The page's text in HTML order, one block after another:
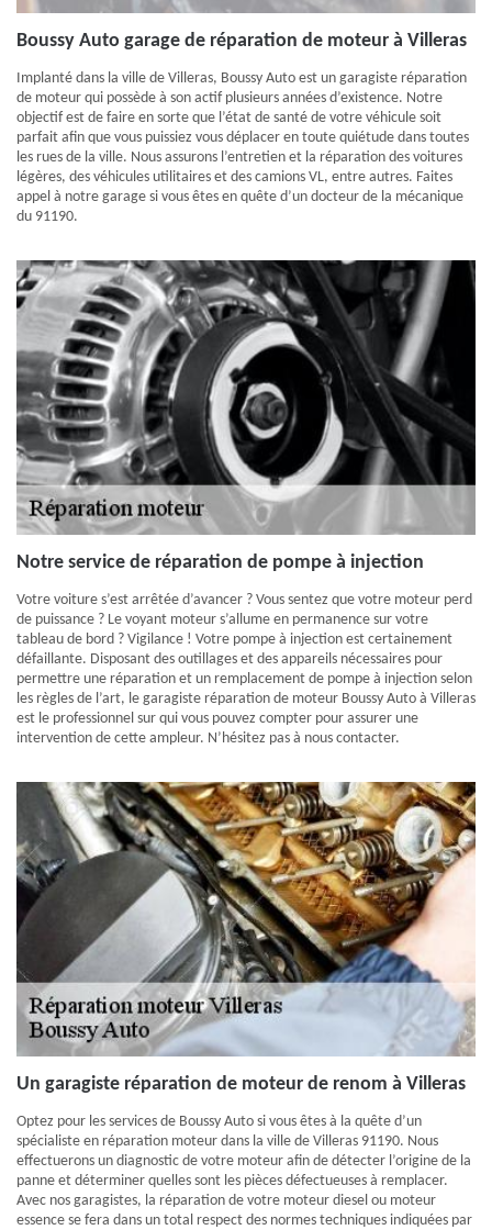
Boussy Auto garage de réparation de moteur à Villeras
Implanté dans la ville de Villeras, Boussy Auto est un garagiste réparation
de moteur qui possède à son actif plusieurs années d’existence. Notre
objectif est de faire en sorte que l’état de santé de votre véhicule soit
parfait afin que vous puissiez vous déplacer en toute quiétude dans toutes
les rues de la ville. Nous assurons l’entretien et la réparation des voitures
légères, des véhicules utilitaires et des camions VL, entre autres. Faites
appel à notre garage si vous êtes en quête d’un docteur de la mécanique
du 91190.
Notre service de réparation de pompe à injection
Votre voiture s’est arrêtée d’avancer ? Vous sentez que votre moteur perd
de puissance ? Le voyant moteur s’allume en permanence sur votre
tableau de bord ? Vigilance ! Votre pompe à injection est certainement
défaillante. Disposant des outillages et des appareils nécessaires pour
permettre une réparation et un remplacement de pompe à injection selon
les règles de l’art, le garagiste réparation de moteur Boussy Auto à Villeras
est le professionnel sur qui vous pouvez compter pour assurer une
intervention de cette ampleur. N’hésitez pas à nous contacter.
Un garagiste réparation de moteur de renom à Villeras
Optez pour les services de Boussy Auto si vous êtes à la quête d’un
spécialiste en réparation moteur dans la ville de Villeras 91190. Nous
effectuerons un diagnostic de votre moteur afin de détecter l’origine de la
panne et déterminer quelles sont les pièces défectueuses à remplacer.
Avec nos garagistes, la réparation de votre moteur diesel ou moteur
essence se fera dans un total respect des normes techniques indiquées par